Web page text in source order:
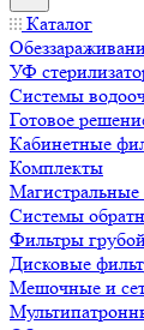
Каталог
УФ
Системы
Готовое
Кабинетные
Комплекты
Системы
Фильтры
Дисковые
Мешочные и